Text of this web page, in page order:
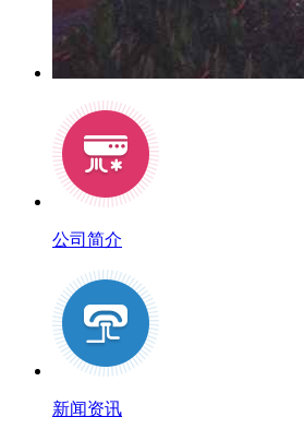
公司简介
新闻资讯